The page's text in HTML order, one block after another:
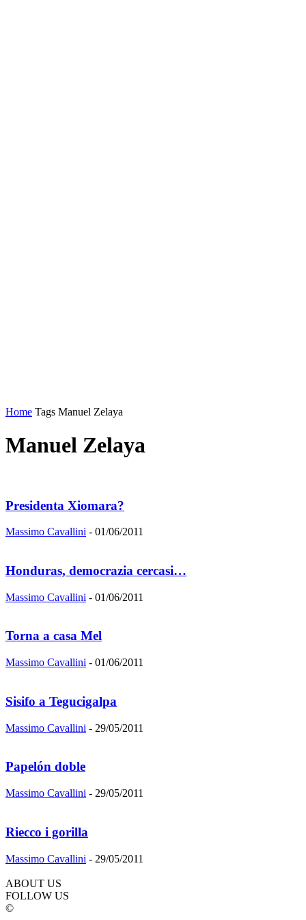
Home Tags Manuel Zelaya
Manuel Zelaya
Presidenta Xiomara?
Massimo Cavallini - 01/06/2011
Honduras, democrazia cercasi…
Massimo Cavallini - 01/06/2011
Torna a casa Mel
Massimo Cavallini - 01/06/2011
Sisifo a Tegucigalpa
Massimo Cavallini - 29/05/2011
Papelón doble
Massimo Cavallini - 29/05/2011
Riecco i gorilla
Massimo Cavallini - 29/05/2011
ABOUT US
FOLLOW US
©